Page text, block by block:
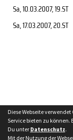
Sa, 10.03.2007, 19.ST
Sa, 17.03.2007, 20.ST
Diese Webseite
Service bieten zu
Du unter Datenschutz.
Mit der Nutzung der